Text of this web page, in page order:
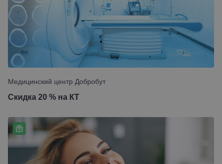
Медицинский центр Добробут
Скидка 20 % на КТ